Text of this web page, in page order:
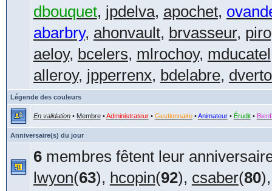
dbouquet, jpdelva, apochet,
abarbry, ahonvault, brvasseur,
aeloy, bcelers, mlrochoy, mducatel
alleroy, jpperrenx, bdelabre,
Légende des couleurs
En validation• Membre•Administrateur• Gestionnaire•Animateur• Érudit•
Anniversaire(s) du jour
6membres fêtent leur
lwyon(63), hcopin(92), csaber(80